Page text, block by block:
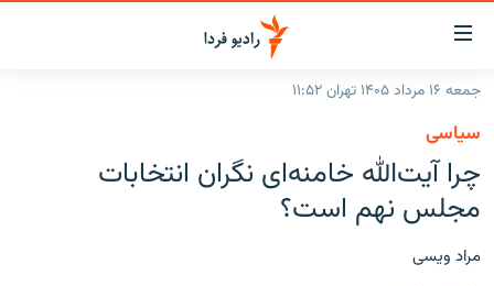
لینک‌های
قابلیت
دسترسی
بازگشت
منوی
اصلی
رفتن
به
ایران
جهان
پادکست
جمعه ۱۶ مرداد ۱۴۰۵ تهران ۱۱:۵۲
سیاسی
چرا آیت‌الله‌ خامنه‌ای نگران انتخابات
مجلس نهم است؟
مراد ویسی